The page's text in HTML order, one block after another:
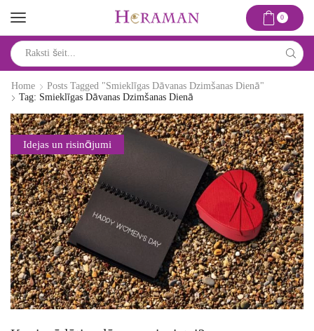
0
input
Home
Posts Tagged "smieklīgas Dāvanas Dzimšanas Dienā"
Tag: Smieklīgas Dāvanas Dzimšanas Dienā
Idejas un risinājumi